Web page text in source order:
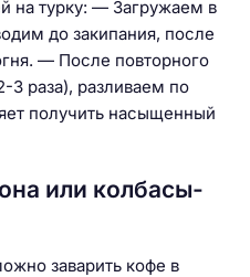
на турку: — Загружаем в
до закипания, после
— После повторного
3 раза), разливаем по
получить насыщенный
или колбасы-
заварить кофе в